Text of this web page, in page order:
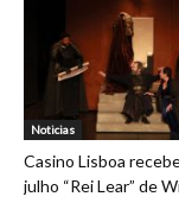
Noticias
Casino Lisboa
julho “Rei Lear” de